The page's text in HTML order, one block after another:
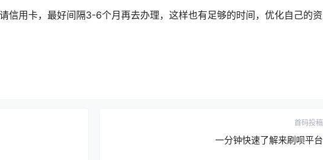
信用卡，最好间隔3-6个月再去办理，这样也有足够的时间，优化自己的
首码投稿
一分钟快速了解来刷呗平台